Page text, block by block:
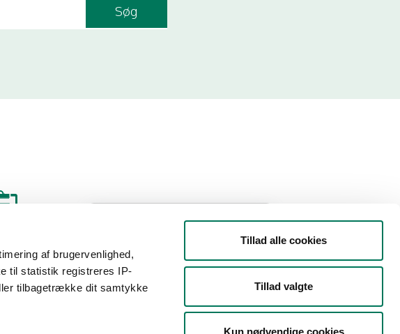
af brugervenlighed,
til statistik registreres IP-
tilbagetrække dit samtykke
Tillad alle cookies
Tillad valgte
Kun nødvendige cookies
Søg
Filtrer din søgning
Smiley